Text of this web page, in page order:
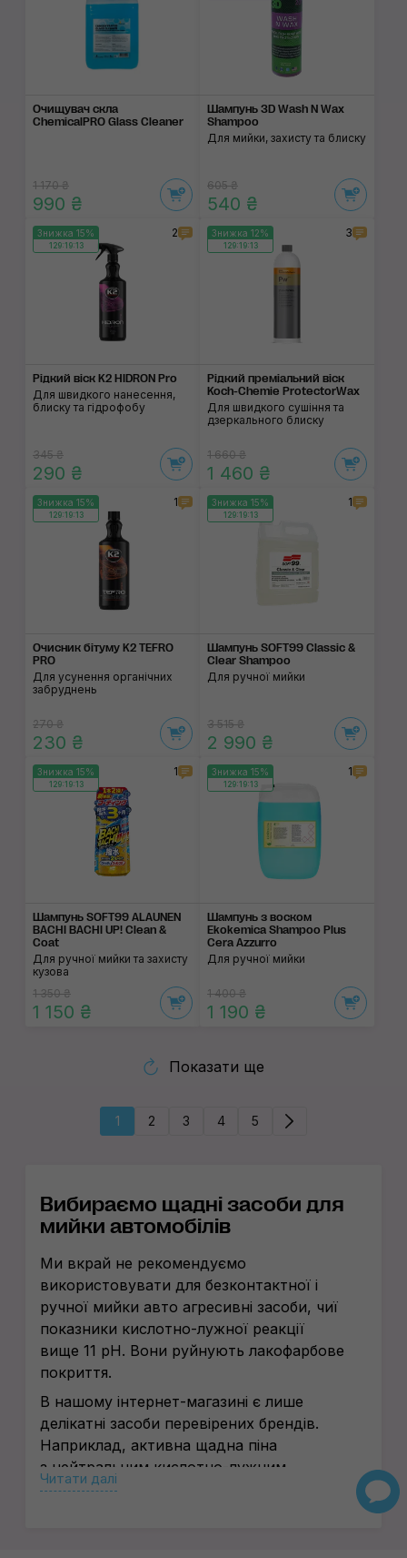
Очищувач скла
ChemicalPRO Glass Cleaner
1 170 ₴
990 ₴
Шампунь 3D Wash N Wax
Shampoo
Для мийки, захисту та блиску
605 ₴
540 ₴
Знижка 15%
129:19:13
2
Рідкий віск K2 HIDRON Pro
Для швидкого нанесення,
блиску та гідрофобу
345 ₴
290 ₴
Знижка 12%
129:19:13
3
Рідкий преміальний віск
Koch-Chemie ProtectorWax
Для швидкого сушіння та
дзеркального блиску
1 660 ₴
1 460 ₴
Знижка 15%
129:19:13
1
Очисник бітуму K2 TEFRO
PRO
Для усунення органічних
забруднень
270 ₴
230 ₴
Знижка 15%
129:19:13
1
Шампунь SOFT99 Classic &
Clear Shampoo
Для ручної мийки
3 515 ₴
2 990 ₴
Знижка 15%
129:19:13
1
Шампунь SOFT99 ALAUNEN
BACHI BACHI UP! Clean &
Coat
Для ручної мийки та захисту
кузова
1 350 ₴
1 150 ₴
Знижка 15%
129:19:13
1
Шампунь з воском
Ekokemica Shampoo Plus
Cera Azzurro
Для ручної мийки
1 400 ₴
1 190 ₴
Показати ще
1 2 3 4 5
Вибираємо щадні засоби для
мийки автомобілів
Ми вкрай не рекомендуємо
використовувати для безконтактної і
ручної мийки авто агресивні засоби, чиї
показники кислотно-лужної реакції
вище 11 pH. Вони руйнують лакофарбове
покриття.
В нашому інтернет-магазині є лише
делікатні засоби перевірених брендів.
Наприклад, активна щадна піна
з нейтральним кислотно-лужним
балансом (4–9 pH). Вона чудово піниться
Читати далі